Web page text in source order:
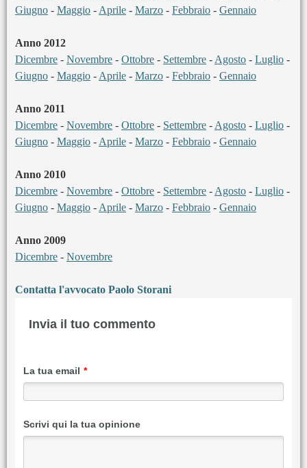
Giugno - Maggio - Aprile - Marzo - Febbraio - Gennaio
Anno 2012
Dicembre - Novembre - Ottobre - Settembre - Agosto - Luglio -
Giugno - Maggio - Aprile - Marzo - Febbraio - Gennaio
Anno 2011
Dicembre - Novembre - Ottobre - Settembre - Agosto - Luglio -
Giugno - Maggio - Aprile - Marzo - Febbraio - Gennaio
Anno 2010
Dicembre - Novembre - Ottobre - Settembre - Agosto - Luglio -
Giugno - Maggio - Aprile - Marzo - Febbraio - Gennaio
Anno 2009
Dicembre - Novembre
Contatta l'avvocato Paolo Storani